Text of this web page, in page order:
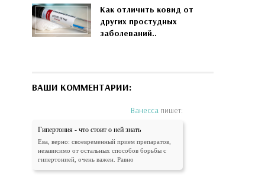
Как отличить ковид от
других простудных
заболеваний..
ВАШИ КОММЕНТАРИИ:
Ванесса пишет:
Гипертония - что стоит о ней знать
Ева, верно: своевременный прием препаратов,
независимо от остальных способов борьбы с
гипертонией, очень важен. Равно